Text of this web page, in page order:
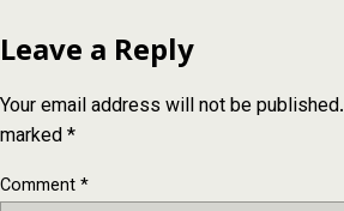
Leave a Reply
Your email address will not be published.
marked*
Comment*